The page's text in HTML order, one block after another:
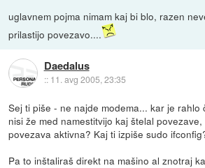
uglavnem pojma nimam kaj bi blo, razen
prilastijo povezavo....
Daedalus
:: 11. avg 2005, 23:35
Sej ti piše - ne najde modema... kar je rahlo
nisi že med namestitvijo kaj štelal
povezava aktivna? Kaj ti izpiše sudo
Pa to inštaliraš direkt na mašino al znotraj